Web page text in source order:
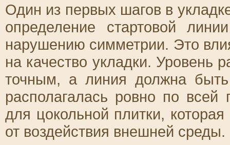
Один из первых шагов в
определение стартовой
нарушению симметрии. Это
на качество укладки. Уровень
точным, а линия должна
располагалась ровно по
для цокольной плитки,
от воздействия внешней среды.